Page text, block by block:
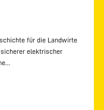
für die Landwirte
sicherer elektrischer